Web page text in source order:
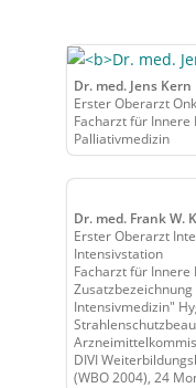
Dr. med. Jens Kern
Erster Oberarzt
Facharzt für Innere
Palliativmedizin
Dr. med. Frank W.
Erster Oberarzt
Intensivstation
Facharzt für Innere
Intensivmedizin"
DIVI
(WBO 2004), 24